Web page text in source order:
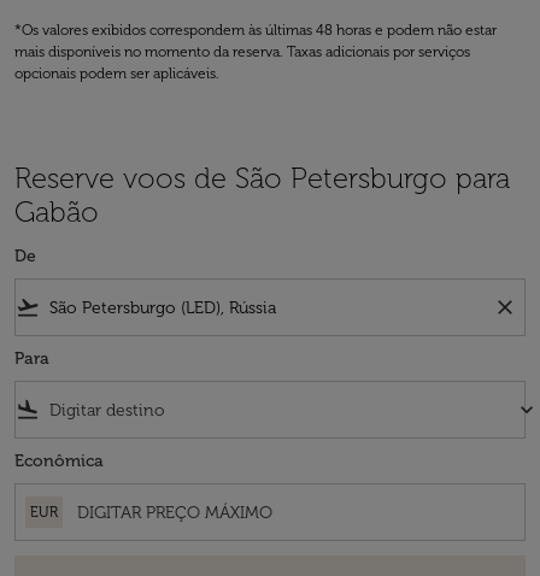
*Os valores exibidos correspondem às últimas 48 horas e podem não estar
mais disponíveis no momento da reserva. Taxas adicionais por serviços
opcionais podem ser aplicáveis.
Reserve voos de São Petersburgo para
Gabão
De
flight_takeoff close
Para
flight_land keyboard_arrow_down
Econômica
EUR